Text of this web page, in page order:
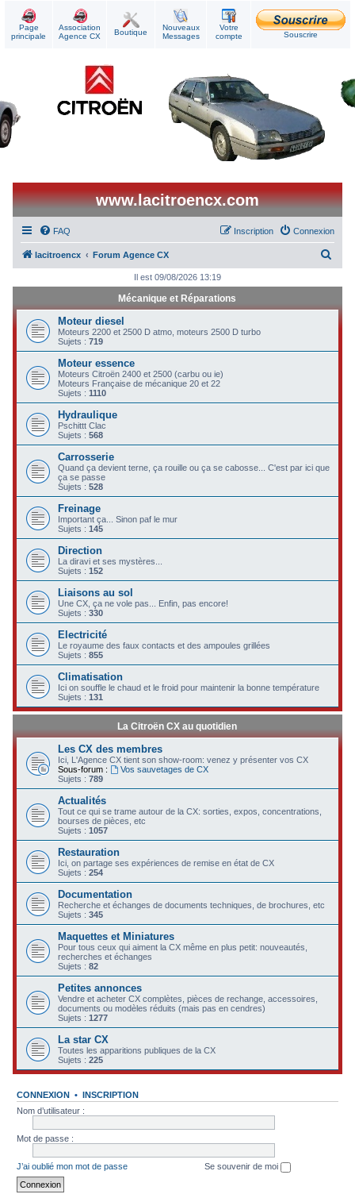
Page
principale
Association
Agence CX
Boutique
Nouveaux
Messages
Votre
compte
Souscrire
www.lacitroencx.com
FAQ Connexion
Inscription
lacitroencx Forum Agence CX
h
r
e
Il est 09/08/2026 13:19
Mécanique et Réparations
Moteur diesel
Moteurs 2200 et 2500 D atmo, moteurs 2500 D turbo
Sujets :719
Moteur essence
Moteurs Citroën 2400 et 2500 (carbu ou ie)
Moteurs Française de mécanique 20 et 22
Sujets :1110
Hydraulique
Pschittt Clac
Sujets :568
Carrosserie
Quand ça devient terne, ça rouille ou ça se cabosse... C'est par ici que
ça se passe
Sujets :528
Freinage
Important ça... Sinon paf le mur
Sujets :145
Direction
La diravi et ses mystères...
Sujets :152
Liaisons au sol
Une CX, ça ne vole pas... Enfin, pas encore!
Sujets :330
Electricité
Le royaume des faux contacts et des ampoules grillées
Sujets :855
Climatisation
Ici on souffle le chaud et le froid pour maintenir la bonne température
Sujets :131
La Citroën CX au quotidien
Les CX des membres
Ici, L'Agence CX tient son show-room: venez y présenter vos CX
Sous-forum :
Vos sauvetages de CX
Sujets :789
Actualités
Tout ce qui se trame autour de la CX: sorties, expos, concentrations,
bourses de pièces, etc
Sujets :1057
Restauration
Ici, on partage ses expériences de remise en état de CX
Sujets :254
Documentation
Recherche et échanges de documents techniques, de brochures, etc
Sujets :345
Maquettes et Miniatures
Pour tous ceux qui aiment la CX même en plus petit: nouveautés,
recherches et échanges
Sujets :82
Petites annonces
Vendre et acheter CX complètes, pièces de rechange, accessoires,
documents ou modèles réduits (mais pas en cendres)
Sujets :1277
La star CX
Toutes les apparitions publiques de la CX
Sujets :225
CONNEXION •INSCRIPTION
Nom d’utilisateur :
Mot de passe :
J’ai oublié mon mot de passe Se souvenir de moi